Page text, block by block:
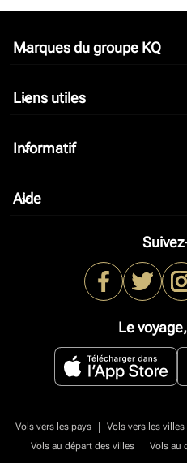
Marques du groupe KQ
keyboard_arrow_down
Liens utiles
keyboard_arrow_down
Informatif
keyboard_arrow_down
Aide
keyboard_arrow_down
Le
Vols vers les pays | Vols vers les villes
|
Vols au départ des villes | Vols au